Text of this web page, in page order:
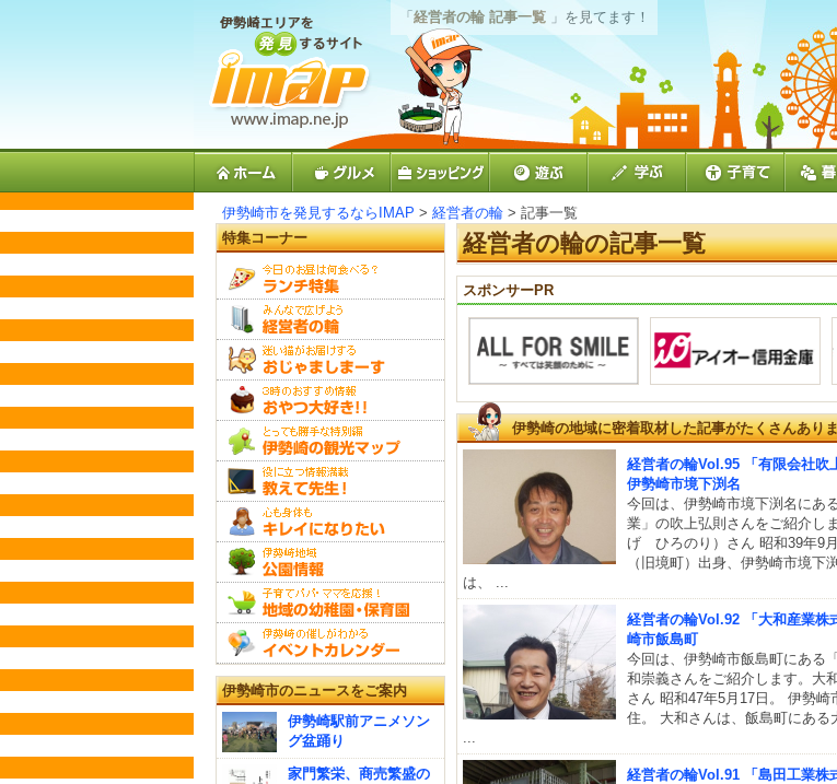
「経営者の輪 記事一覧 」を見てます！
伊勢崎市を発見するならIMAP > 経営者の輪 > 記事一覧
経営者の輪の記事一覧
スポンサーPR
伊勢崎の地域に密着取材した記事がたくさんあり
経営者の輪Vol.95 「有限会社吹
伊勢崎市境下渕名
今回は、伊勢崎市境下渕名にあ
業」の吹上弘則さんをご紹介
げ ひろのり）さん 昭和39年9
（旧境町）出身、伊勢崎市境下
は、 ...
経営者の輪Vol.92 「大和産業株
崎市飯島町
今回は、伊勢崎市飯島町にある
和崇義さんをご紹介します。大
さん 昭和47年5月17日。 伊勢
住。 大和さんは、飯島町にある
経営者の輪Vol.91 「島田工業株
特集コーナー
伊勢崎市のニュースをご案内
伊勢崎駅前アニメソン
グ盆踊り
家門繁栄、商売繁盛の